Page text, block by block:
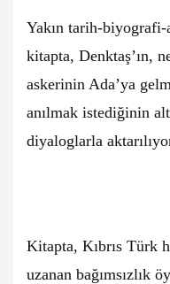
Yakın tarih-biyografi-
kitapta, Denktaş’ın,
askerinin Ada’ya
anılmak istediğinin
diyaloglarla
Kitapta, Kıbrıs Türk
uzanan bağımsızlık